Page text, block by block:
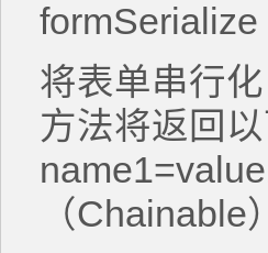
formSerialize
将表单串行
方法将返回
（